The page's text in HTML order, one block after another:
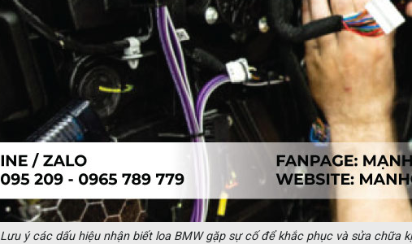
Lưu ý các dấu hiệu nhận biết loa BMW gặp sự cố để khắc phục và sửa chữa